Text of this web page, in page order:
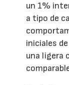
un 1%
a tipo de
iniciales
una ligera